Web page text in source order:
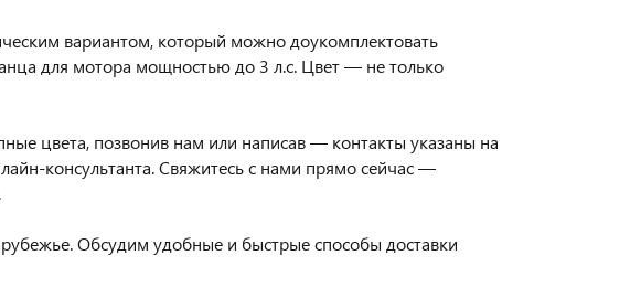
вариантом, который можно доукомплектовать
для мотора мощностью до 3 л.с. Цвет — не только
цвета, позвонив нам или написав — контакты указаны на
консультанта. Свяжитесь с нами прямо сейчас —
Обсудим удобные и быстрые способы доставки